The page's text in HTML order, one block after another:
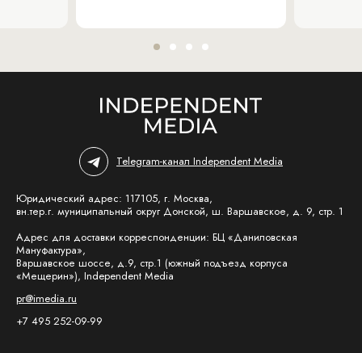
Telegram-канал Independent Media
Юридический адрес: 117105, г. Москва,
вн.тер.г. муниципальный округ Донской, ш. Варшавское, д. 9, стр. 1
Адрес для доставки корреспонденции: БЦ «Даниловская
Мануфактура»,
Варшавское шоссе, д.9, стр.1 (южный подъезд корпуса
«Мещерин»), Independent Media
pr@imedia.ru
+7 495 252-09-99